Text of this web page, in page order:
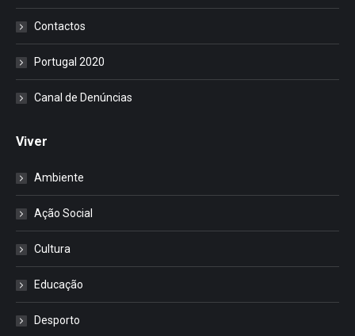
Contactos
Portugal 2020
Canal de Denúncias
Viver
Ambiente
Ação Social
Cultura
Educação
Desporto